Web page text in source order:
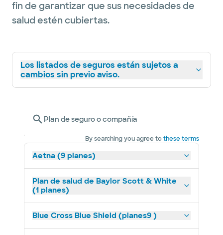
eating a part of their lifestyle. Having a
strong interest to continue to help patients,
Baylor Centennial, where she can focus on
different health conditions. Her areas of
expertise are diabetes, weight
nutrition support (tube feeding
management) and other nutrition-related
fin de garantizar que sus necesidades de
salud estén cubiertas.
Los listados de seguros están sujetos a
cambios sin previo aviso.
Plan de seguro o compañía
By searching you agree tothese terms
Aetna (9 planes)
Plan de salud de Baylor Scott & White
(1 planes)
Blue Cross Blue Shield (planes9 )